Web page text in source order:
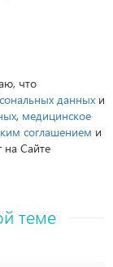
что
данных и
, медицинское
соглашением и
на Сайте
теме